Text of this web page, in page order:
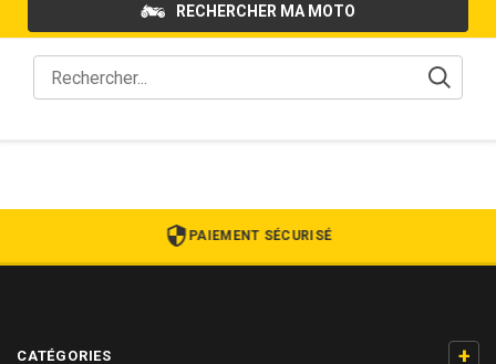
RECHERCHER MA MOTO
PAIEMENT SÉCURISÉ
CATÉGORIES +